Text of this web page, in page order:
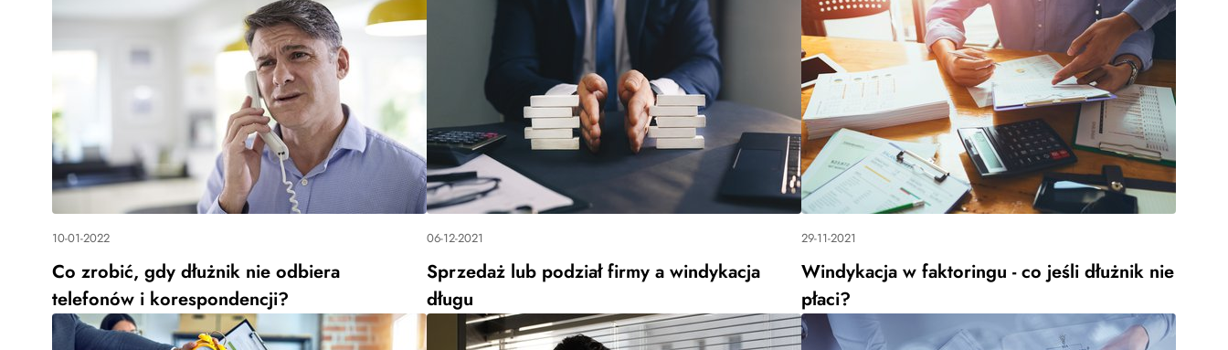
10-01-2022
Co zrobić, gdy dłużnik nie odbiera
telefonów i korespondencji?
06-12-2021
Sprzedaż lub podział firmy a windykacja
długu
29-11-2021
Windykacja w faktoringu - co jeśli dłużnik nie
płaci?